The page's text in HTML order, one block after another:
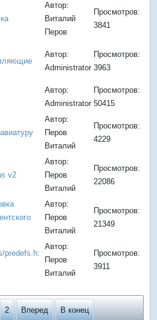
Автор:
Виталий
Перов
Просмотров:
3841
Автор:
Administrator
Просмотров:
3963
Автор:
Administrator
Просмотров:
50415
Автор:
Перов
Виталий
Просмотров:
4229
v2
Автор:
Перов
Виталий
Просмотров:
22086
Автор:
Перов
Виталий
Просмотров:
21349
predefs.h:
Автор:
Перов
Виталий
Просмотров:
3911
2 Вперед В конец